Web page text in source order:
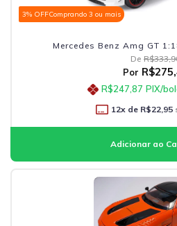
3% OFFComprando 3 ou mais
Mercedes Benz Amg GT
De
Por
R$247,87 PIX/
12x de R$22,95